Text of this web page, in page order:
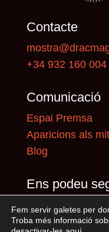
Contacte
+34 932 160 004
Comunicació
Espai Premsa
Aparicions als
Blog
Ens podeu
Fem servir galetes per
Troba més informació